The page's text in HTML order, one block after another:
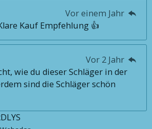
Vor einem Jahr
Kauf Empfehlung 👍
Vor 2 Jahr
wie du dieser Schläger in der
sind die Schläger schön